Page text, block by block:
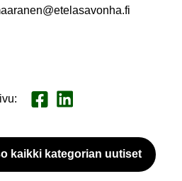
: Jaa Face­book
Jaa Lin­ke­dI­nis­sä
kaik­ki ka­te­go­rian uu­ti­set